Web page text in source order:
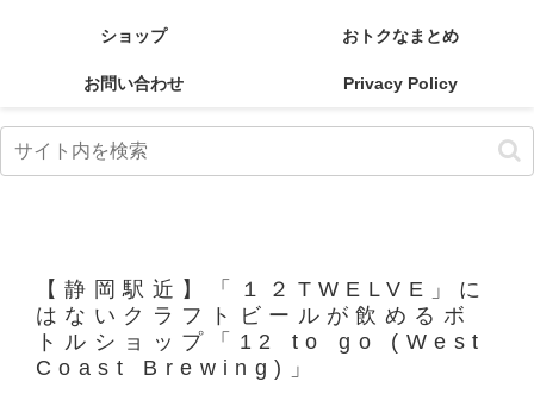
ショップ おトクなまとめ
お問い合わせ Privacy Policy
【静岡駅近】「１２TWELVE」に
はないクラフトビールが飲めるボ
トルショップ「12 to go (West
Coast Brewing)」